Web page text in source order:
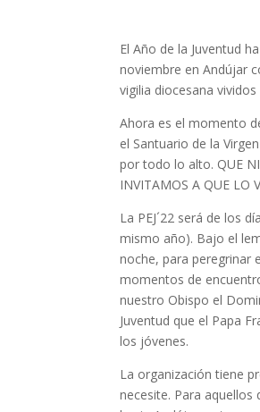
El Año de la Juventud
noviembre en Andújar
vigilia diocesana
Ahora es el momento
el Santuario de la
por todo lo alto. QUE
INVITAMOS A QUE LO
La PEJ´22 será de los
mismo año). Bajo el
noche, para peregrinar
momentos de
nuestro Obispo el
Juventud que el Papa
los jóvenes.
La organización tiene
necesite. Para